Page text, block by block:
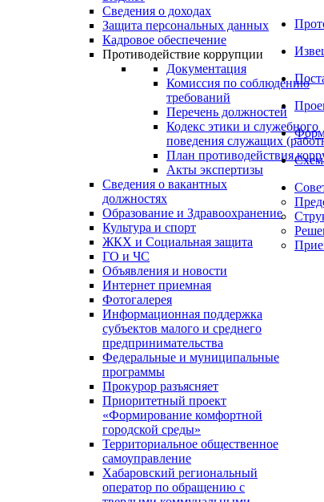
Сведения о доходах
Защита персональных данных
Кадровое обеспечение
Противодействие коррупции
Документация
Комиссия по соблюдению
требований
Перечень должностей
Кодекс этики и служебного
поведения служащих
План противодействия
Акты экспертизы
Сведения о вакантных
должностях
Образование и Здравоохранение
Культура и спорт
ЖКХ и Социальная защита
ГО и ЧС
Объявления и новости
Интернет приемная
Фотогалерея
Информационная поддержка
субъектов малого и среднего
предпринимательства
Федеральные и муниципальные
программы
Прокурор разъясняет
Приоритетный проект
«Формирование комфортной
городской среды»
Территориальное общественное
самоуправление
Хабаровский региональный
оператор по обращению с